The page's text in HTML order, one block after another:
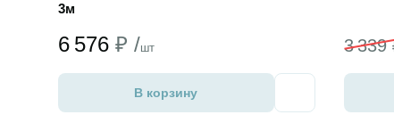
3м
6 576 ₽ /шт
В корзину
3 339